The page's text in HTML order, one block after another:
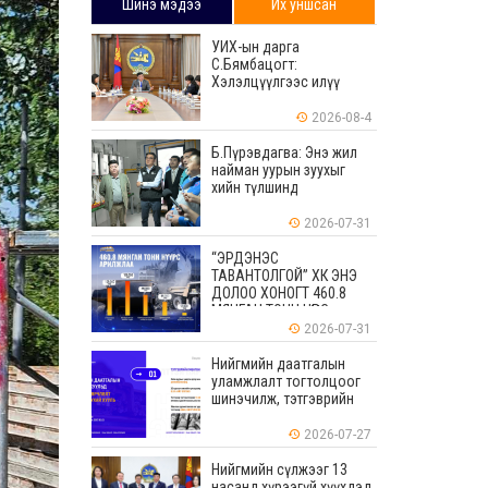
Шинэ мэдээ Их уншсан
УИХ-ын дарга
С.Бямбацогт:
Хэлэлцүүлгээс илүү
илүү бодит үр дүн чухал
2026-08-4
Б.Пүрэвдагва: Энэ жил
найман уурын зуухыг
хийн түлшинд
2026-07-31
“ЭРДЭНЭС
ТАВАНТОЛГОЙ” ХК ЭНЭ
ДОЛОО ХОНОГТ 460.8
МЯНГАН ТОНН НҮҮРС
2026-07-31
Нийгмийн даатгалын
уламжлалт тогтолцоог
шинэчилж, тэтгэврийн
ашиглагдаагүй
үлдэгдлийг өвлүүлэх
боломжтой боллоо
2026-07-27
Нийгмийн сүлжээг 13